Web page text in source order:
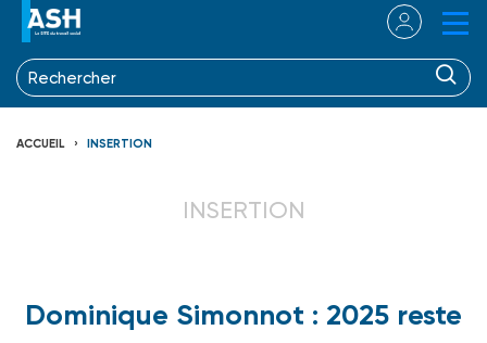
ACCUEIL INSERTION
INSERTION
Dominique Simonnot : 2025 reste